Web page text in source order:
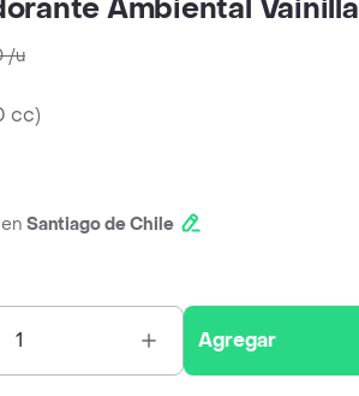
Ambiental Vainilla
/u
cc)
Santiago de Chile
1 Agregar